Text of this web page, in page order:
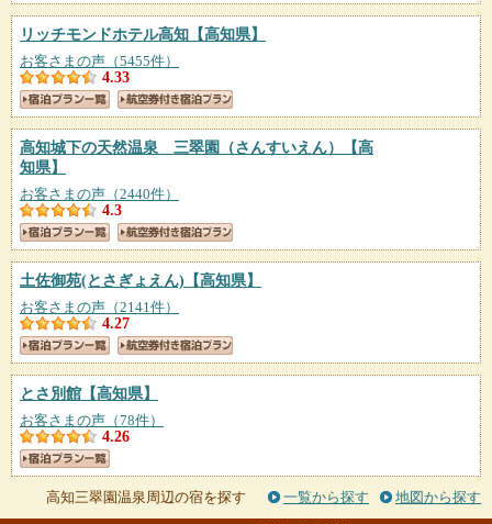
リッチモンドホテル高知 【高知県】
お客さまの声（5455件）
4.33
高知城下の天然温泉 三翠園（さんすいえん）
【高
知県】
お客さまの声（2440件）
4.3
土佐御苑(とさぎょえん) 【高知県】
お客さまの声（2141件）
4.27
とさ別館 【高知県】
お客さまの声（78件）
4.26
高知三翠園温泉周辺の宿を探す 一覧から探す 地図から探す